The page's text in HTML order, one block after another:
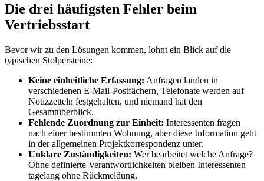
Die drei häufigsten Fehler beim
Vertriebsstart
Bevor wir zu den Lösungen kommen, lohnt ein Blick auf die
typischen Stolpersteine:
Keine einheitliche Erfassung: Anfragen landen in
verschiedenen E-Mail-Postfächern, Telefonate werden auf
Notizzetteln festgehalten, und niemand hat den
Gesamtüberblick.
Fehlende Zuordnung zur Einheit: Interessenten fragen
nach einer bestimmten Wohnung, aber diese Information geht
in der allgemeinen Projektkorrespondenz unter.
Unklare Zuständigkeiten: Wer bearbeitet welche Anfrage?
Ohne definierte Verantwortlichkeiten bleiben Interessenten
tagelang ohne Rückmeldung.